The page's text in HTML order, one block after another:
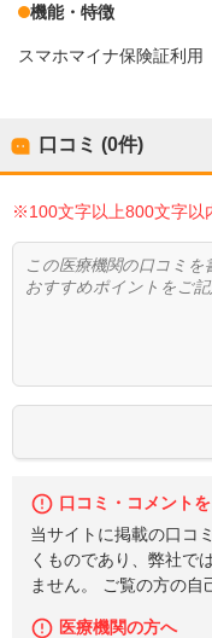
機能・特徴
スマホマイナ保険証利用
口コミ (0件)
※100文字以上800文字以
口コミ・コメント
当サイトに掲載の口コ
くものであり、弊社で
ません。 ご覧の方の自
医療機関の方へ